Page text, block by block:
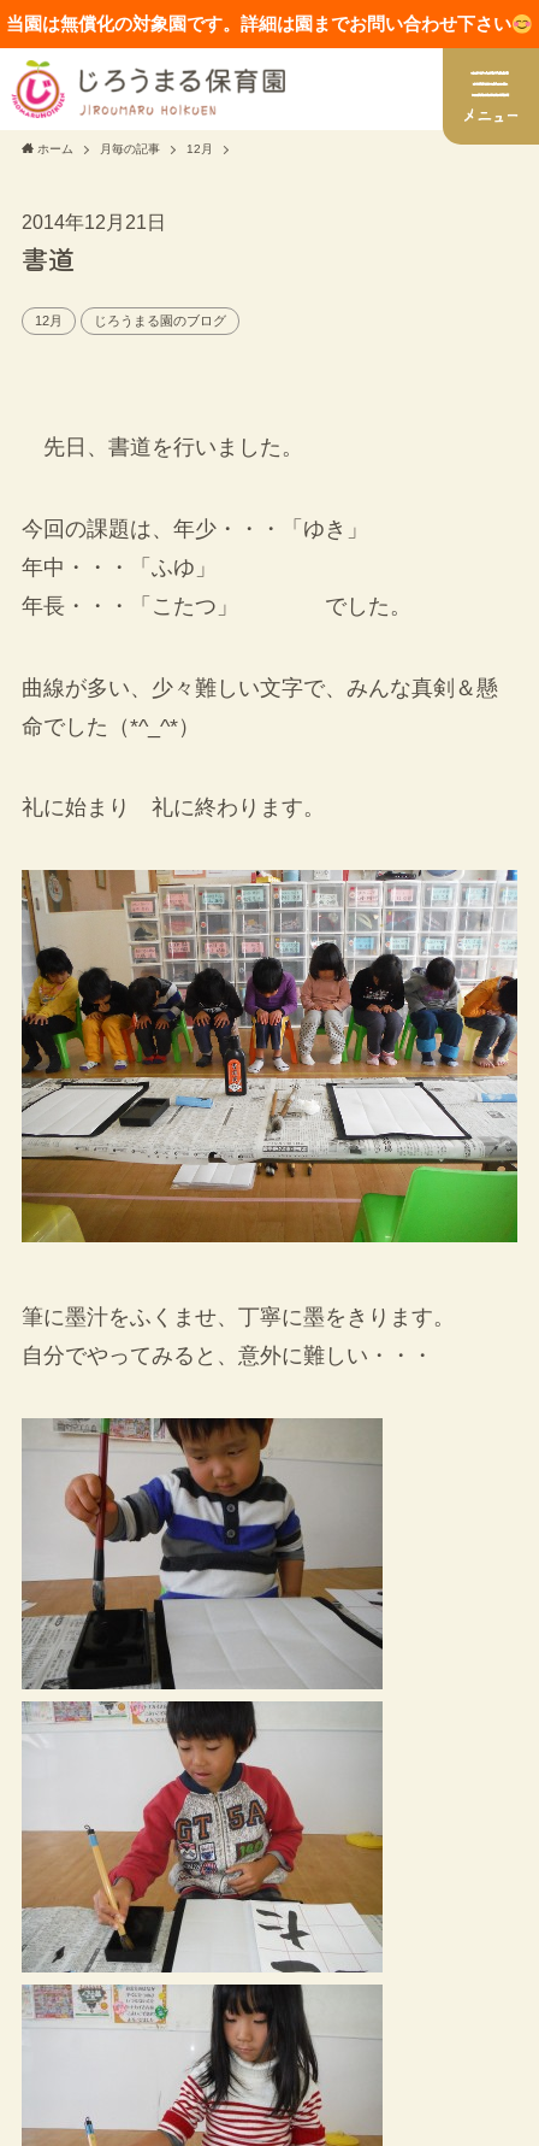
当園は無償化の対象園です。詳細は園までお問い合わせ下さい
ホーム 月毎の記事 12月
2014年12月21日
書道
12月 じろうまる園のブログ
先日、書道を行いました。
今回の課題は、年少・・・「ゆき」
年中・・・「ふゆ」
年長・・・「こたつ」 でした。
曲線が多い、少々難しい文字で、みんな真剣＆懸
命でした（*^_^*）
礼に始まり 礼に終わります。
筆に墨汁をふくませ、丁寧に墨をきります。
自分でやってみると、意外に難しい・・・